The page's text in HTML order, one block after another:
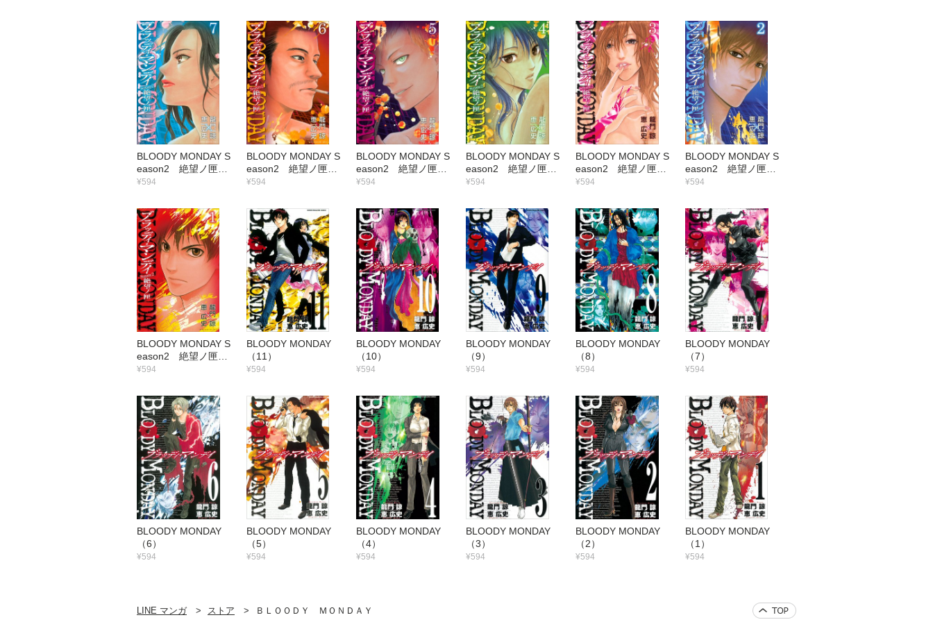
BLOODY MONDAY S
eason2 絶望ノ匣
（7）
¥594
BLOODY MONDAY S
eason2 絶望ノ匣
（6）
¥594
BLOODY MONDAY S
eason2 絶望ノ匣
（5）
¥594
BLOODY MONDAY S
eason2 絶望ノ匣
（4）
¥594
BLOODY MONDAY S
eason2 絶望ノ匣
（3）
¥594
BLOODY MONDAY S
eason2 絶望ノ匣
（2）
¥594
BLOODY MONDAY S
eason2 絶望ノ匣
（1）
¥594
BLOODY MONDAY
（11）
¥594
BLOODY MONDAY
（10）
¥594
BLOODY MONDAY
（9）
¥594
BLOODY MONDAY
（8）
¥594
BLOODY MONDAY
（7）
¥594
BLOODY MONDAY
（6）
¥594
BLOODY MONDAY
（5）
¥594
BLOODY MONDAY
（4）
¥594
BLOODY MONDAY
（3）
¥594
BLOODY MONDAY
（2）
¥594
BLOODY MONDAY
（1）
¥594
LINE マンガ ストア ＢＬＯＯＤＹ ＭＯＮＤＡＹ